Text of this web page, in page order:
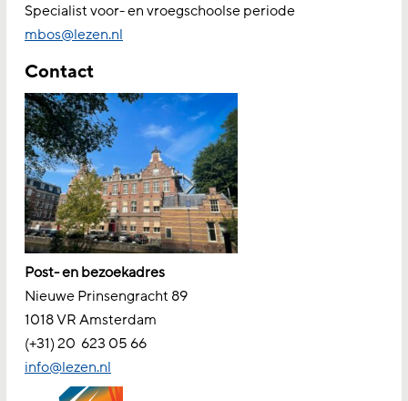
Specialist voor- en vroegschoolse periode
mbos@lezen.nl
Contact
Post- en bezoekadres
Nieuwe Prinsengracht 89
1018 VR Amsterdam
(+31) 20 623 05 66
info@lezen.nl